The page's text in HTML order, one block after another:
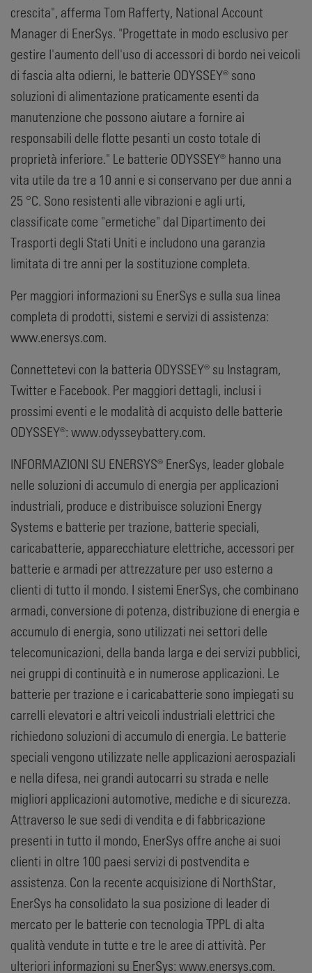
crescita", afferma Tom Rafferty, National Account
Manager di EnerSys. "Progettate in modo esclusivo per
gestire l'aumento dell'uso di accessori di bordo nei veicoli
di fascia alta odierni, le batterie ODYSSEY® sono
soluzioni di alimentazione praticamente esenti da
manutenzione che possono aiutare a fornire ai
responsabili delle flotte pesanti un costo totale di
proprietà inferiore." Le batterie ODYSSEY® hanno una
vita utile da tre a 10 anni e si conservano per due anni a
25 °C. Sono resistenti alle vibrazioni e agli urti,
classificate come "ermetiche" dal Dipartimento dei
Trasporti degli Stati Uniti e includono una garanzia
limitata di tre anni per la sostituzione completa.
Per maggiori informazioni su EnerSys e sulla sua linea
completa di prodotti, sistemi e servizi di assistenza:
www.enersys.com.
Connettetevi con la batteria ODYSSEY® su Instagram,
Twitter e Facebook. Per maggiori dettagli, inclusi i
prossimi eventi e le modalità di acquisto delle batterie
ODYSSEY®: www.odysseybattery.com.
INFORMAZIONI SU ENERSYS® EnerSys, leader globale
nelle soluzioni di accumulo di energia per applicazioni
industriali, produce e distribuisce soluzioni Energy
Systems e batterie per trazione, batterie speciali,
caricabatterie, apparecchiature elettriche, accessori per
batterie e armadi per attrezzature per uso esterno a
clienti di tutto il mondo. I sistemi EnerSys, che combinano
armadi, conversione di potenza, distribuzione di energia e
accumulo di energia, sono utilizzati nei settori delle
telecomunicazioni, della banda larga e dei servizi pubblici,
nei gruppi di continuità e in numerose applicazioni. Le
batterie per trazione e i caricabatterie sono impiegati su
carrelli elevatori e altri veicoli industriali elettrici che
richiedono soluzioni di accumulo di energia. Le batterie
speciali vengono utilizzate nelle applicazioni aerospaziali
e nella difesa, nei grandi autocarri su strada e nelle
migliori applicazioni automotive, mediche e di sicurezza.
Attraverso le sue sedi di vendita e di fabbricazione
presenti in tutto il mondo, EnerSys offre anche ai suoi
clienti in oltre 100 paesi servizi di postvendita e
assistenza. Con la recente acquisizione di NorthStar,
EnerSys ha consolidato la sua posizione di leader di
mercato per le batterie con tecnologia TPPL di alta
qualità vendute in tutte e tre le aree di attività. Per
ulteriori informazioni su EnerSys: www.enersys.com.